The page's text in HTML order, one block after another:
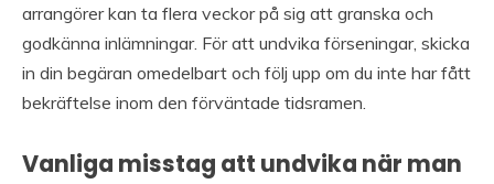
arrangörer kan ta flera veckor på sig att granska och
godkänna inlämningar. För att undvika förseningar, skicka
in din begäran omedelbart och följ upp om du inte har fått
bekräftelse inom den förväntade tidsramen.
Vanliga misstag att undvika när man